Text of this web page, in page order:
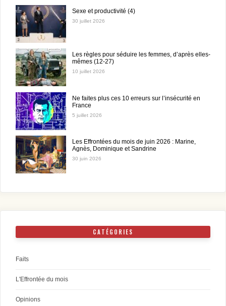
Sexe et productivité (4)
30 juillet 2026
Les règles pour séduire les femmes, d’après elles-
mêmes (12-27)
10 juillet 2026
Ne faites plus ces 10 erreurs sur l’insécurité en
France
5 juillet 2026
Les Effrontées du mois de juin 2026 : Marine,
Agnès, Dominique et Sandrine
30 juin 2026
CATÉGORIES
Faits
L'Effrontée du mois
Opinions